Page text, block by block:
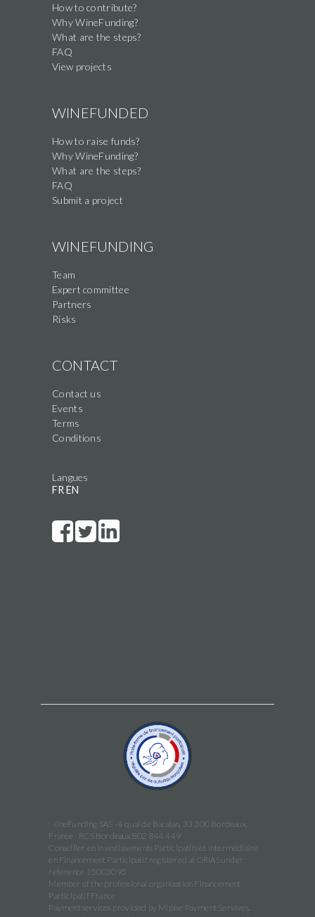
How to contribute?
Why WineFunding?
What are the steps?
FAQ
View projects
WINEFUNDED
How to raise funds?
Why WineFunding?
What are the steps?
FAQ
Submit a project
WINEFUNDING
Team
Expert committee
Partners
Risks
CONTACT
Contact us
Events
Terms
Conditions
Langues
FR EN
WineFunding SAS · 4 quai de Bacalan, 33 300 Bordeaux,
France · RCS Bordeaux 802 844 449
Conseiller en Investissements Participatifs et Intermédiaire
en Financement Participatif registered at ORIAS under
reference 15003095
Member of the professional organization Financement
Participatif France
Payment services provided by Mipise Payment Servives,